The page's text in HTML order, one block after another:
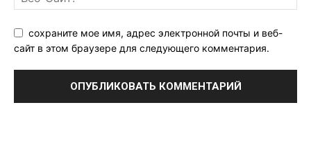
сохраните мое имя, адрес электронной почты и веб-
сайт в этом браузере для следующего комментария.